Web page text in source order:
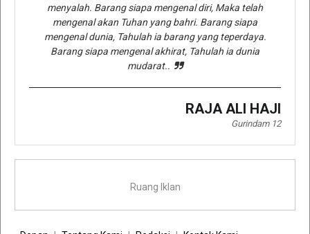
menyalah. Barang siapa mengenal diri, Maka telah
mengenal akan Tuhan yang bahri. Barang siapa
mengenal dunia, Tahulah ia barang yang teperdaya.
Barang siapa mengenal akhirat, Tahulah ia dunia
mudarat..
RAJA ALI HAJI
Gurindam 12
Ruang Iklan